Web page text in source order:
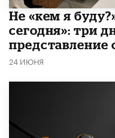
Не «кем я
сегодня»: три
представление
24 ИЮНЯ